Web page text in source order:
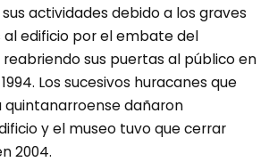
actividades debido a los graves
edificio por el embate del
sus puertas al público en
Los sucesivos huracanes que
dañaron
y el museo tuvo que cerrar
2004.